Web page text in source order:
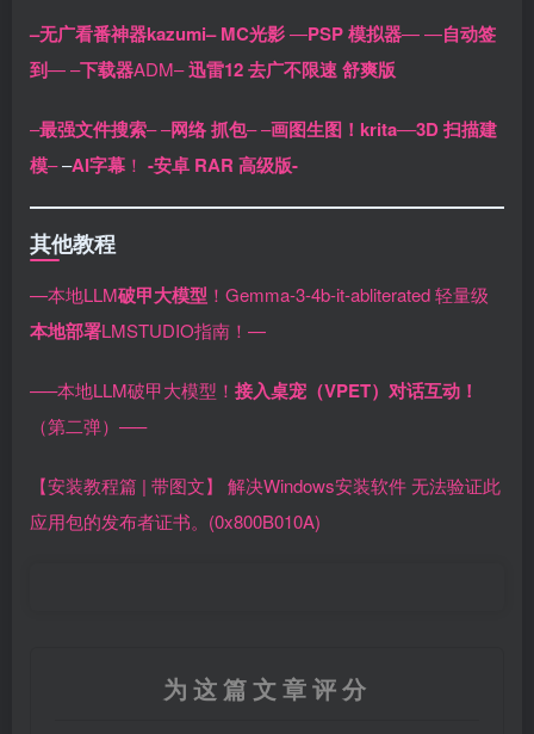
–无广看番神器kazumi– MC光影—PSP 模拟器——自动签
到—–下载器ADM–迅雷12 去广不限速 舒爽版
–最强文件搜索––网络 抓包––画图生图！krita––3D 扫描建
模––AI字幕 ！ -安卓 RAR 高级版-
其他教程
—本地LLM破甲大模型 ！Gemma-3-4b-it-abliterated 轻量级
本地部署LMSTUDIO指南！—
—–本地LLM破甲大模型！ 接入桌宠（VPET）对话互动！
（第二弹）—–
【安装教程篇 | 带图文】 解决Windows安装软件 无法验证此
应用包的发布者证书。(0x800B010A)
为这篇文章评分